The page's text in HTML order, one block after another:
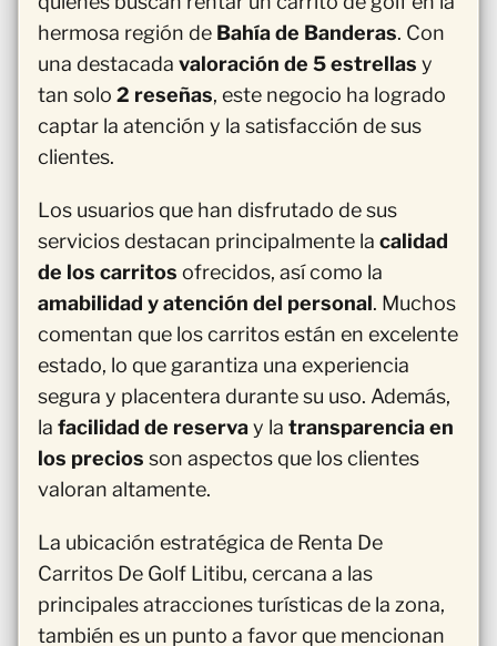
hermosa región de Bahía de Banderas. Con
una destacada valoración de 5 estrellas y
tan solo 2 reseñas, este negocio ha logrado
captar la atención y la satisfacción de sus
clientes.
Los usuarios que han disfrutado de sus
servicios destacan principalmente la calidad
de los carritos ofrecidos, así como la
amabilidad y atención del personal. Muchos
comentan que los carritos están en excelente
estado, lo que garantiza una experiencia
segura y placentera durante su uso. Además,
la facilidad de reservay la transparencia en
los precios son aspectos que los clientes
valoran altamente.
La ubicación estratégica de Renta De
Carritos De Golf Litibu, cercana a las
principales atracciones turísticas de la zona,
también es un punto a favor que mencionan